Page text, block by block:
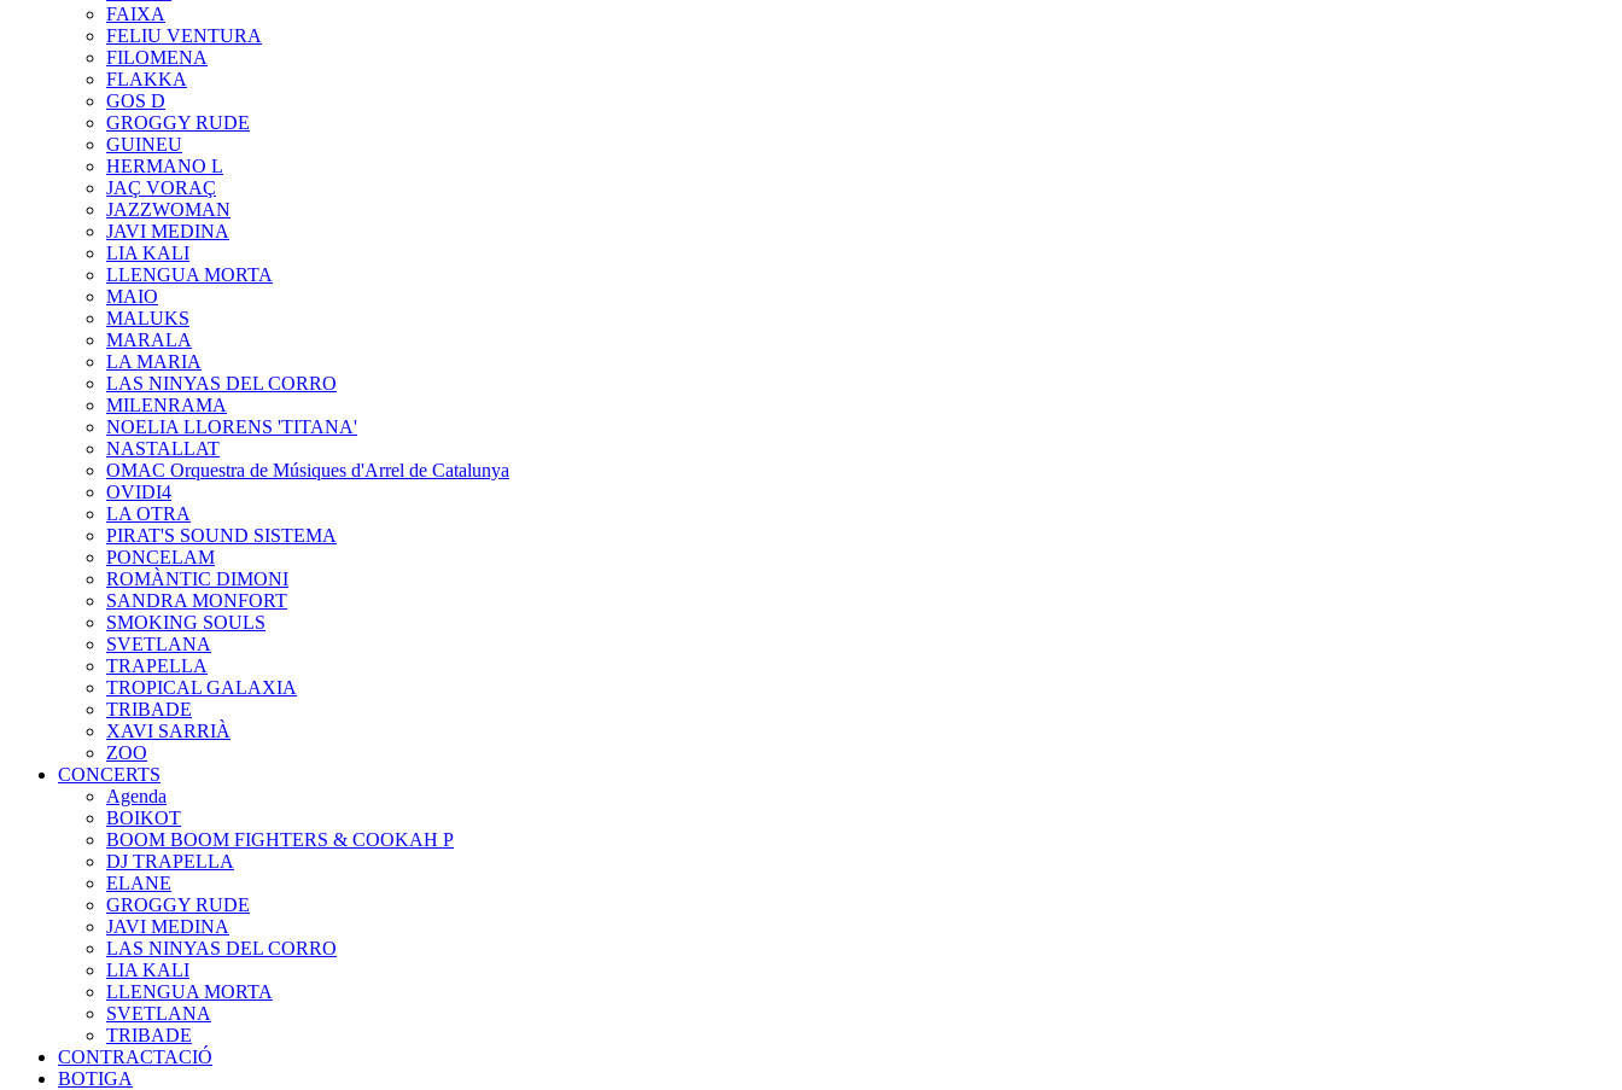
FAIXA
FELIU VENTURA
FILOMENA
FLAKKA
GOS D
GROGGY RUDE
GUINEU
HERMANO L
JAÇ VORAÇ
JAZZWOMAN
JAVI MEDINA
LIA KALI
LLENGUA MORTA
MAIO
MALUKS
MARALA
LA MARIA
LAS NINYAS DEL CORRO
MILENRAMA
NOELIA LLORENS 'TITANA'
NASTALLAT
OMAC Orquestra de Músiques d'Arrel de Catalunya
OVIDI4
LA OTRA
PIRAT'S SOUND SISTEMA
PONCELAM
ROMÀNTIC DIMONI
SANDRA MONFORT
SMOKING SOULS
SVETLANA
TRAPELLA
TROPICAL GALAXIA
TRIBADE
XAVI SARRIÀ
ZOO
CONCERTS
Agenda
BOIKOT
BOOM BOOM FIGHTERS & COOKAH P
DJ TRAPELLA
ELANE
GROGGY RUDE
JAVI MEDINA
LAS NINYAS DEL CORRO
LIA KALI
LLENGUA MORTA
SVETLANA
TRIBADE
CONTRACTACIÓ
BOTIGA